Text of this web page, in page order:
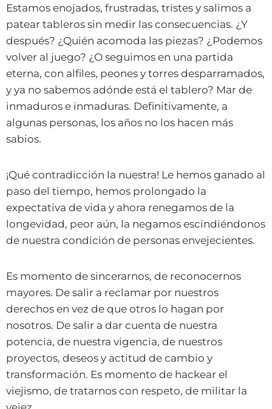
Estamos enojados, frustradas, tristes y salimos a
patear tableros sin medir las consecuencias. ¿Y
después? ¿Quién acomoda las piezas? ¿Podemos
volver al juego? ¿O seguimos en una partida
eterna, con alfiles, peones y torres desparramados,
y ya no sabemos adónde está el tablero? Mar de
inmaduros e inmaduras. Definitivamente, a
algunas personas, los años no los hacen más
sabios.
¡Qué contradicción la nuestra! Le hemos ganado al
paso del tiempo, hemos prolongado la
expectativa de vida y ahora renegamos de la
longevidad, peor aún, la negamos escindiéndonos
de nuestra condición de personas envejecientes.
Es momento de sincerarnos, de reconocernos
mayores. De salir a reclamar por nuestros
derechos en vez de que otros lo hagan por
nosotros. De salir a dar cuenta de nuestra
potencia, de nuestra vigencia, de nuestros
proyectos, deseos y actitud de cambio y
transformación. Es momento de hackear el
viejismo, de tratarnos con respeto, de militar la